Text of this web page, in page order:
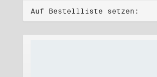
Auf Bestellliste setzen: